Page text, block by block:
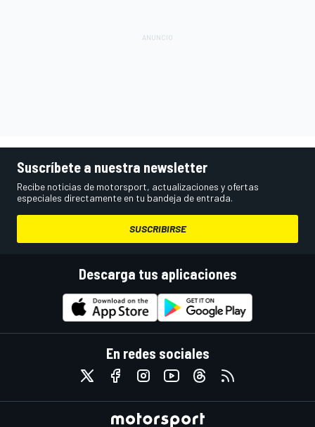
Suscríbete a nuestra newsletter
Recibe noticias de motorsport, actualizaciones y ofertas
especiales directamente en tu bandeja de entrada.
SUSCRIBIRSE
Descarga tus aplicaciones
En redes sociales